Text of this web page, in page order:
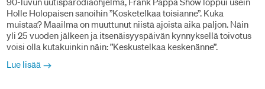
Holle Holopaisen sanoihin ”Kosketelkaa toisianne”. Kuka
muistaa? Maailma on muuttunut niistä ajoista aika paljon. Näin
yli 25 vuoden jälkeen ja itsenäisyyspäivän kynnyksellä toivotus
voisi olla kutakuinkin näin: ”Keskustelkaa keskenänne”.
Lue lisää